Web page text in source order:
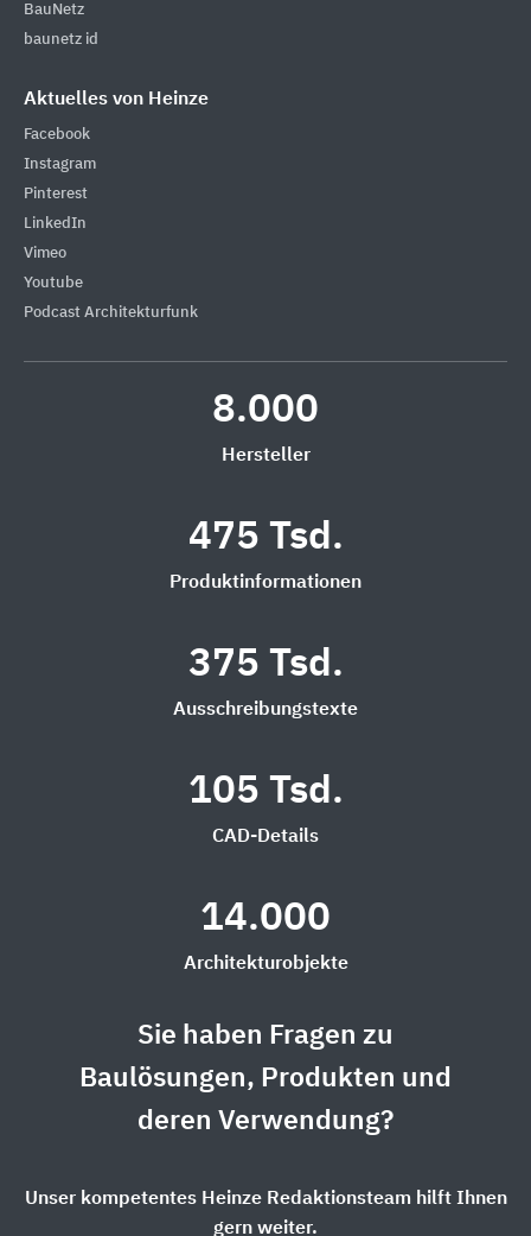
BauNetz
baunetz id
Aktuelles von Heinze
Facebook
Instagram
Pinterest
LinkedIn
Vimeo
Youtube
Podcast Architekturfunk
8.000
Hersteller
475 Tsd.
Produktinformationen
375 Tsd.
Ausschreibungstexte
105 Tsd.
CAD-Details
14.000
Architekturobjekte
Sie haben Fragen zu
Baulösungen, Produkten und
deren Verwendung?
Unser kompetentes Heinze Redaktionsteam hilft Ihnen
gern weiter.